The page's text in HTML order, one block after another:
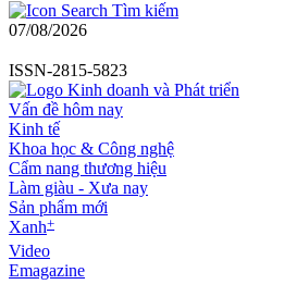
Tìm kiếm
07/08/2026
ISSN-2815-5823
Vấn đề hôm nay
Kinh tế
Khoa học & Công nghệ
Cẩm nang thương hiệu
Làm giàu - Xưa nay
Sản phẩm mới
Xanh+
Video
Emagazine